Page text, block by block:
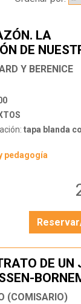
LA
DE
Y BERENICE
tapa blanda
pedagogía
DE UN
2006
(COMISARIO)